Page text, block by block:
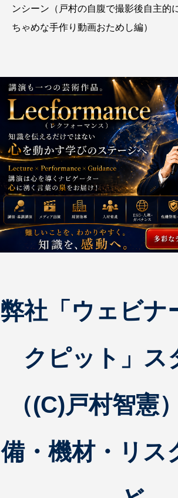
ンシーン（戸村の自腹で撮影後自主的
ちゃめな手作り動画おためし編）
弊社「ウェビナ
クピット」ス
（(C)戸村智憲
備・機材・リス